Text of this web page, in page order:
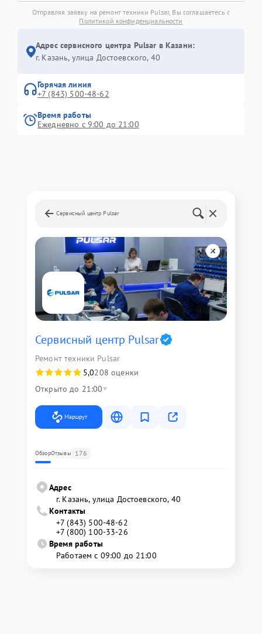
Отправляя заявку на ремонт техники Pulsar, Вы соглашаетесь с
Политикой конфиденциальности
Адрес сервисного центра Pulsar в Казани:
г. Казань, улица Достоевского, 40
Горячая линия
+7 (843) 500-48-62
Время работы
Ежедневно с 9:00 до 21:00
Сервисный центр Pulsar
Сервисный центр Pulsar
Ремонт техники Pulsar
5,0208 оценки
Открыто до 21:00
Маршрут
ОбзорОтзывы 176
Адрес
г. Казань, улица Достоевского, 40
Контакты
+7 (843) 500-48-62
+7 (800) 100-33-26
Время работы
Работаем с 09:00 до 21:00